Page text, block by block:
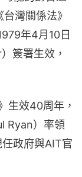
灣關係法》
年4月10日
簽署生效，
生效40周年，
Ryan）率領
政府與AIT官